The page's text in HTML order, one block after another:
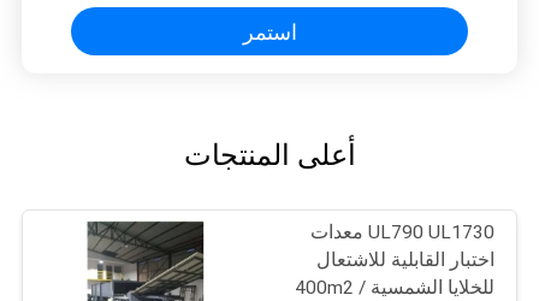
استمر
أعلى المنتجات
UL790 UL1730 معدات
اختبار القابلية للاشتعال
للخلايا الشمسية 400m2 /